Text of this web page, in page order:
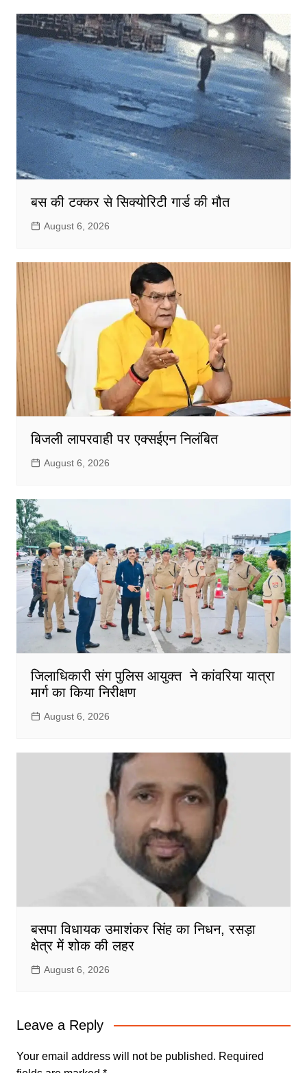
बस की टक्कर से सिक्योरिटी गार्ड की मौत
August 6, 2026
बिजली लापरवाही पर एक्सईएन निलंबित
August 6, 2026
जिलाधिकारी संग पुलिस आयुक्त ने कांवरिया यात्रा
मार्ग का किया निरीक्षण
August 6, 2026
बसपा विधायक उमाशंकर सिंह का निधन, रसड़ा
क्षेत्र में शोक की लहर
August 6, 2026
Leave a Reply
Your email address will not be published. Required